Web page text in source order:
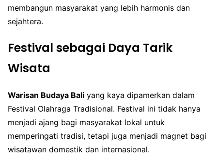
membangun masyarakat yang lebih harmonis dan
sejahtera.
Festival sebagai Daya Tarik
Wisata
Warisan Budaya Bali yang kaya dipamerkan dalam
Festival Olahraga Tradisional. Festival ini tidak hanya
menjadi ajang bagi masyarakat lokal untuk
memperingati tradisi, tetapi juga menjadi magnet bagi
wisatawan domestik dan internasional.